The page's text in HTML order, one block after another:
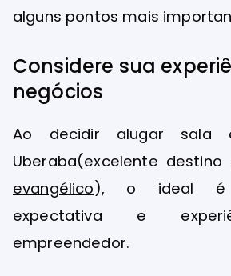
alguns pontos mais
Considere sua
negócios
Ao decidir alugar sala
Uberaba(excelente destino
evangélico), o ideal é
expectativa e
empreendedor.